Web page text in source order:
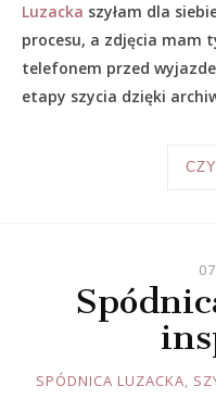
Luzacka szyłam dla
procesu, a zdjęcia mam
telefonem przed
etapy szycia dzięki
JOULE
SPÓDNICA LUZACKA,